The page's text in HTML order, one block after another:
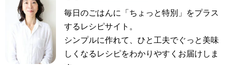
毎日のごはんに「ちょっと特別」をプラス
するレシピサイト。
シンプルに作れて、ひと工夫でぐっと美味
しくなるレシピをわかりやすくお届けしま